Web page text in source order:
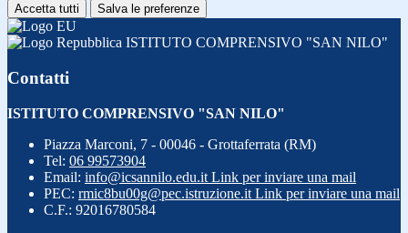
Accetta tutti Salva le preferenze
ISTITUTO COMPRENSIVO "SAN NILO"
Contatti
ISTITUTO COMPRENSIVO "SAN NILO"
Piazza Marconi, 7 - 00046 - Grottaferrata (RM)
Tel: 06 99573904
Email: info@icsannilo.edu.it Link per inviare una mail
PEC: rmic8bu00g@pec.istruzione.it Link per inviare una mail
C.F.: 92016780584